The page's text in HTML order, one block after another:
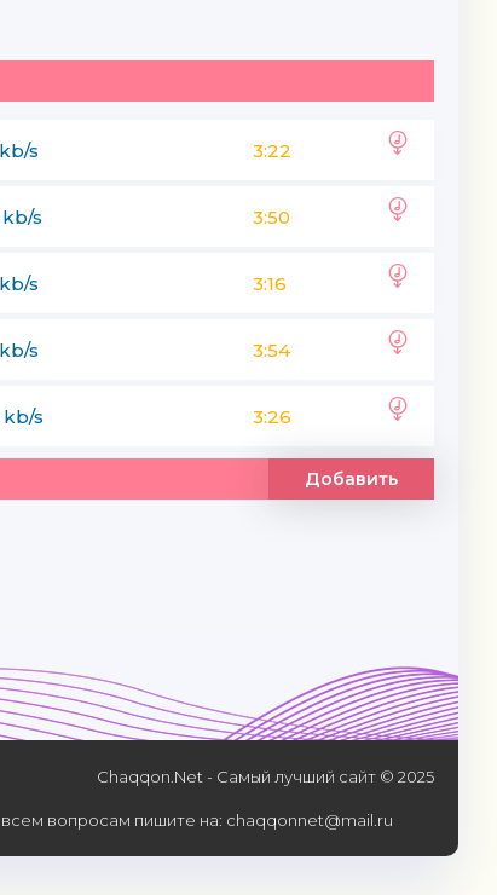
s 3:22
s 3:50
s 3:16
s 3:54
s 3:26
Добавить
Chaqqon.Net - Самый лучший сайт © 2025
вопросам пишите на: chaqqonnet@mail.ru